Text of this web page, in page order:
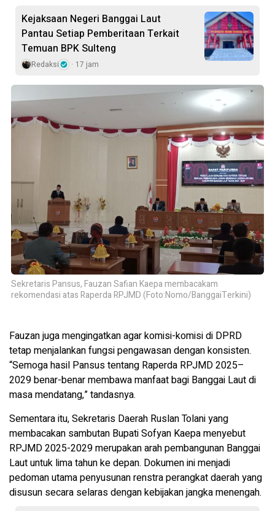
Kejaksaan Negeri Banggai Laut
Pantau Setiap Pemberitaan Terkait
Temuan BPK Sulteng
Redaksi 17 jam
Sekretaris Pansus, Fauzan Safian Kaepa membacakam
rekomendasi atas Raperda RPJMD (Foto:Nomo/BanggaiTerkini)
Fauzan juga mengingatkan agar komisi-komisi di DPRD
tetap menjalankan fungsi pengawasan dengan konsisten.
“Semoga hasil Pansus tentang Raperda RPJMD 2025–
2029 benar-benar membawa manfaat bagi Banggai Laut di
masa mendatang,” tandasnya.
Sementara itu, Sekretaris Daerah Ruslan Tolani yang
membacakan sambutan Bupati Sofyan Kaepa menyebut
RPJMD 2025-2029 merupakan arah pembangunan Banggai
Laut untuk lima tahun ke depan. Dokumen ini menjadi
pedoman utama penyusunan renstra perangkat daerah yang
disusun secara selaras dengan kebijakan jangka menengah.